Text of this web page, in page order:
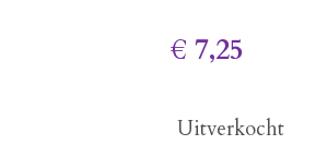
€ 7,25
Uitverkocht